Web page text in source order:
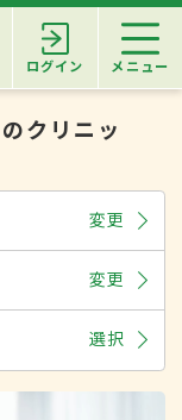
ログイン メニュー
のクリニッ
変更
変更
選択